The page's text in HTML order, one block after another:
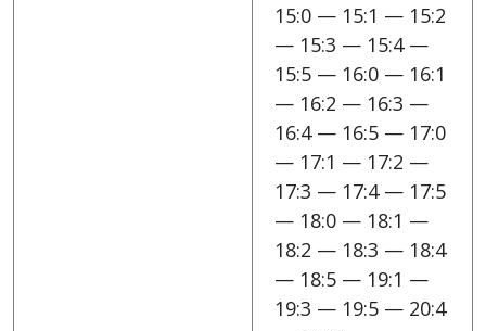
15:0 — 15:1 — 15:2
— 15:3 — 15:4 —
15:5 — 16:0 — 16:1
— 16:2 — 16:3 —
16:4 — 16:5 — 17:0
— 17:1 — 17:2 —
17:3 — 17:4 — 17:5
— 18:0 — 18:1 —
18:2 — 18:3 — 18:4
— 18:5 — 19:1 —
19:3 — 19:5 — 20:4